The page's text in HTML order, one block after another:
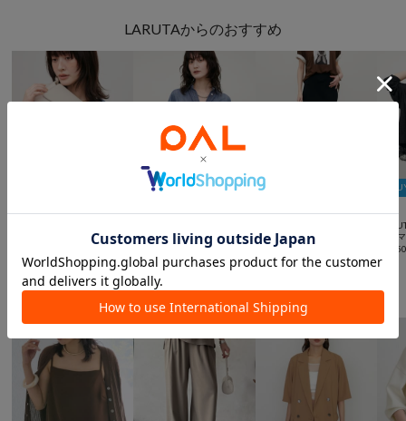
LARUTAからのおすすめ
予約 
トライアングルバッグ
2BUY10％OFFクーポン
TIME SALE 
シアーデニムシャツ
20%OFF)
2BUY10％OFFクーポン
TIME SALE 
7,480 (
旬な着こなしが楽しめるセットアップ